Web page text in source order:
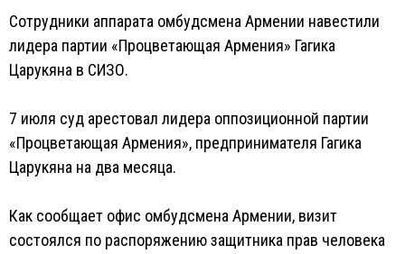
Сотрудники аппарата омбудсмена Армении навестили
лидера партии «Процветающая Армения» Гагика
Царукяна в СИЗО.
7 июля суд арестовал лидера оппозиционной партии
«Процветающая Армения», предпринимателя Гагика
Царукяна на два месяца.
Как сообщает офис омбудсмена Армении, визит
состоялся по распоряжению защитника прав человека